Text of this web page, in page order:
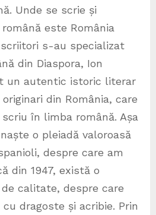
Unde se scrie și
este România
s-au specializat
din Diaspora, Ion
un autentic istoric literar
din România, care
în limba română. Așa
o pleiadă valoroasă
despre care am
din 1947, există o
calitate, despre care
dragoste și acribie. Prin